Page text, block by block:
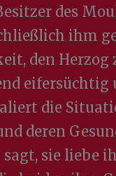
des
ihm
den Herzog
eifersüchtig
die
deren
sie liebe